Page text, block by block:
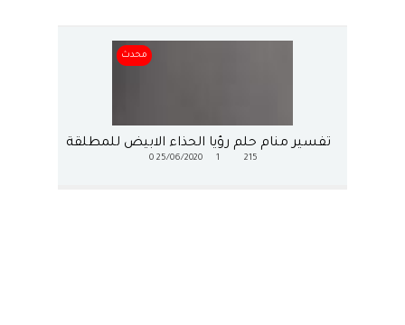
محدث
تفسير منام حلم رؤيا الحذاء الابيض للمطلقة
215
25/06/2020
0